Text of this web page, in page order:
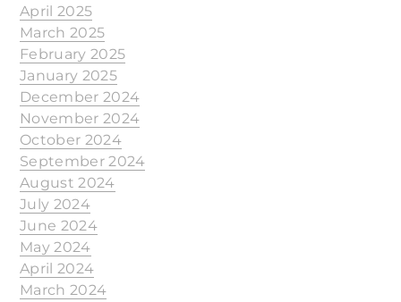
April 2025
March 2025
February 2025
January 2025
December 2024
November 2024
October 2024
September 2024
August 2024
July 2024
June 2024
May 2024
April 2024
March 2024